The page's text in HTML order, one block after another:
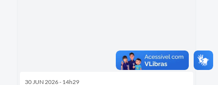
30 JUN 2026 - 14h29